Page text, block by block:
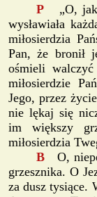
P „O,
wysławiała
miłosierdzia
Pan, że bronił
ośmieli
miłosierdzie
Jego, przez
nie lękaj się
im większy
miłosierdzia
BO,
grzesznika. O
za dusz tysiące.